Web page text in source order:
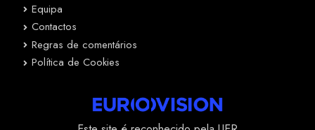
Equipa
Contactos
Regras de comentários
Política de Cookies